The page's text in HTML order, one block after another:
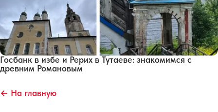
Госбанк в избе и Рерих в Тутаеве: знакомимся с
древним Романовым
← На главную